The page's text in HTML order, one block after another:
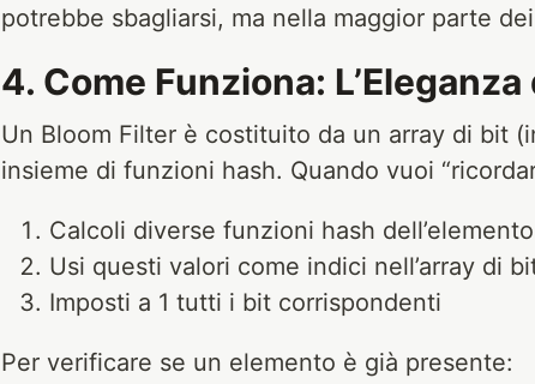
potrebbe sbagliarsi, ma nella maggior parte
4. Come Funziona:
Un Bloom Filter è costituito da un array di bit
insieme di funzioni hash. Quando vuoi
Calcoli diverse funzioni hash dell’elemento
Usi questi valori come indici nell’array di
Imposti a 1 tutti i bit corrispondenti
Per verificare se un elemento è già presente: